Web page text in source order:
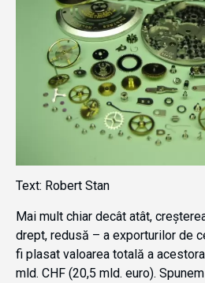
Text: Robert Stan
Mai mult chiar decât atât,
drept, redusă – a exporturilor de
fi plasat valoarea totală a
mld. CHF (20,5 mld. euro).